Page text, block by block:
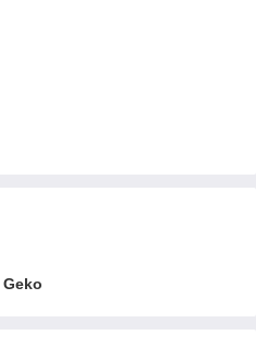
Geko